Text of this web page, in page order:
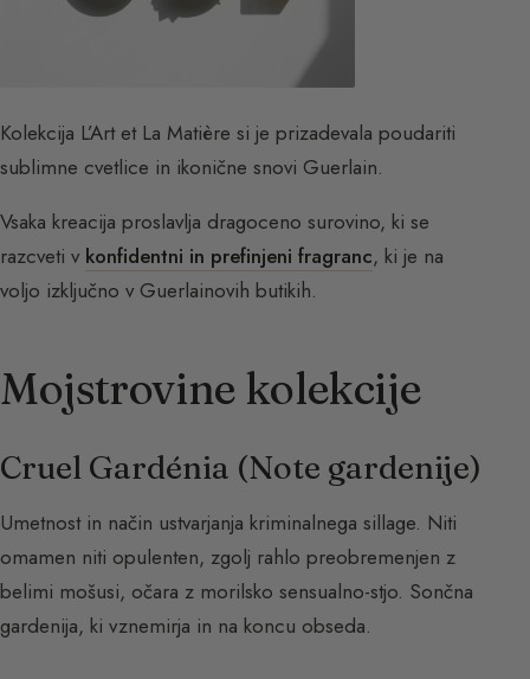
Kolekcija L’Art et La Matière si je prizadevala poudariti
sublimne cvetlice in ikonične snovi Guerlain.
Vsaka kreacija proslavlja dragoceno surovino, ki se
razcveti v konfidentni in prefinjeni fragranc, ki je na
voljo izključno v Guerlainovih butikih.
Mojstrovine kolekcije
Cruel Gardénia (Note gardenije)
Umetnost in način ustvarjanja kriminalnega sillage. Niti
omamen niti opulenten, zgolj rahlo preobremenjen z
belimi mošusi, očara z morilsko sensualno-stjo. Sončna
gardenija, ki vznemirja in na koncu obseda.